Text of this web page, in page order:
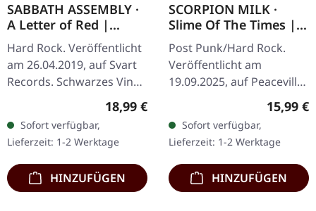
SABBATH ASSEMBLY ·
A Letter of Red |
BLACK LP
Hard Rock. Veröffentlicht
am 26.04.2019, auf Svart
Records. Schwarzes Vinyl
mit Insert, limitiert auf
300 Exemplare. Es gibt
Alben, die schleichen…
Regulärer Preis:
18,99 €
Sofort verfügbar,
Lieferzeit: 1-2 Werktage
HINZUFÜGEN
SCORPION MILK ·
Slime Of The Times |
CD
Post Punk/Hard Rock.
Veröffentlicht am
19.09.2025, auf Peaceville
Records. CD im Jewelcase.
Mat McNerney hat mit
Scorpion Milk etwas
wahrhaft Wildes…
15,99 €
Sofort verfügbar,
Lieferzeit: 1-2 Werktage
HINZUFÜGEN